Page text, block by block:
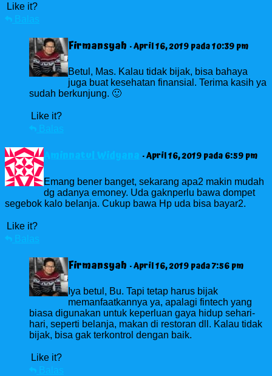
Like it?
Balas
Firmansyah · April 16, 2019 pada 10:39 pm
Betul, Mas. Kalau tidak bijak, bisa bahaya
juga buat kesehatan finansial. Terima kasih ya
sudah berkunjung. 🙂
Like it?
Balas
Aminnatul Widyana · April 16, 2019 pada 6:59 pm
Emang bener banget, sekarang apa2 makin mudah
dg adanya emoney. Uda gaknperlu bawa dompet
segebok kalo belanja. Cukup bawa Hp uda bisa bayar2.
Like it?
Balas
Firmansyah · April 16, 2019 pada 7:56 pm
Iya betul, Bu. Tapi tetap harus bijak
memanfaatkannya ya, apalagi fintech yang
biasa digunakan untuk keperluan gaya hidup sehari-
hari, seperti belanja, makan di restoran dll. Kalau tidak
bijak, bisa gak terkontrol dengan baik.
Like it?
Balas